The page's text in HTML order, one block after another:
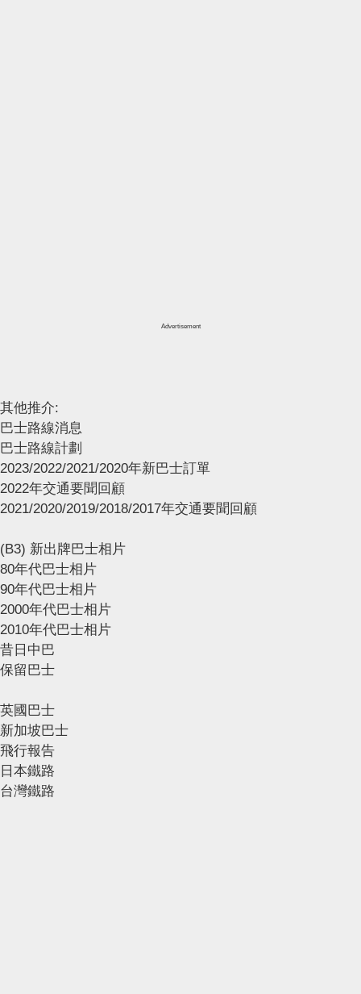
Advertisement
其他推介:
巴士路線消息
巴士路線計劃
2023/2022/2021/2020年新巴士訂單
2022年交通要聞回顧
2021/2020/2019/2018/2017年交通要聞回顧
(B3) 新出牌巴士相片
80年代巴士相片
90年代巴士相片
2000年代巴士相片
2010年代巴士相片
昔日中巴
保留巴士
英國巴士
新加坡巴士
飛行報告
日本鐵路
台灣鐵路